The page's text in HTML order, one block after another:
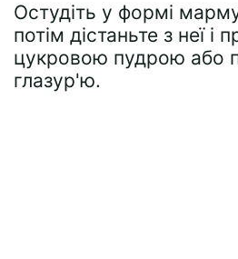
Остудіть у формі
потім дістаньте з неї і
цукровою пудрою або
глазур'ю.